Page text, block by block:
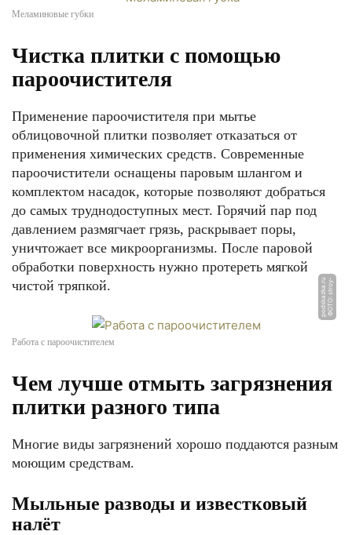
Меламиновые губки
Чистка плитки с помощью
пароочистителя
Применение пароочистителя при мытье
облицовочной плитки позволяет отказаться от
применения химических средств. Современные
пароочистители оснащены паровым шлангом и
комплектом насадок, которые позволяют добраться
до самых труднодоступных мест. Горячий пар под
давлением размягчает грязь, раскрывает поры,
уничтожает все микроорганизмы. После паровой
обработки поверхность нужно протереть мягкой
чистой тряпкой.
Ф
О
Т
О:
s
t
r
o
y
-
p
o
d
s
k
a
z
k
a.
r
u
Работа с пароочистителем
Чем лучше отмыть загрязнения
плитки разного типа
Многие виды загрязнений хорошо поддаются разным
моющим средствам.
Мыльные разводы и известковый
налёт